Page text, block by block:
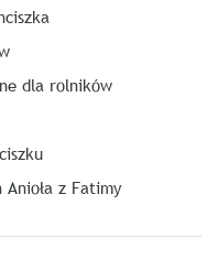
dla rolników
z Fatimy